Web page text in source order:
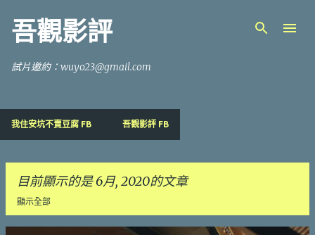
吾觀影評
試片邀約：wuyo23@gmail.com
我住安坑不賣豆腐 FB 吾觀影評 FB
目前顯示的是 6月, 2020的文章
顯示全部